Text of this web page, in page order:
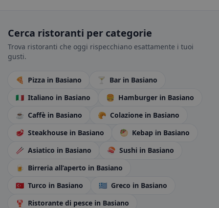
Cerca ristoranti per categorie
Trova ristoranti che oggi rispecchiano esattamente i tuoi
gusti.
🍕 Pizza in Basiano 🍸 Bar in Basiano
🇮🇹 Italiano in Basiano 🍔 Hamburger in Basiano
☕ Caffè in Basiano 🥐 Colazione in Basiano
🥩 Steakhouse in Basiano 🥙 Kebap in Basiano
🥢 Asiatico in Basiano 🍣 Sushi in Basiano
🍺 Birreria all’aperto in Basiano
🇹🇷 Turco in Basiano 🇬🇷 Greco in Basiano
🦞 Ristorante di pesce in Basiano